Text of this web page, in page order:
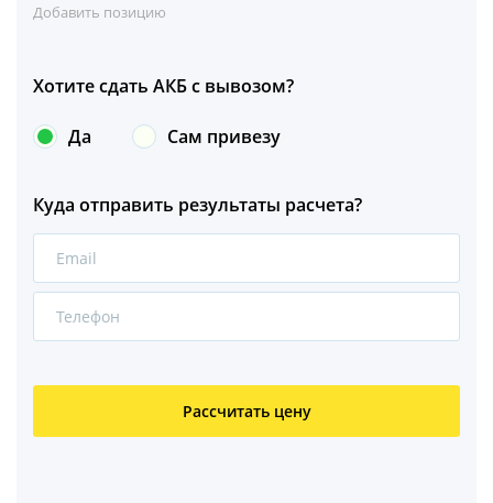
Добавить позицию
Хотите сдать АКБ с вывозом?
Да Сам привезу
Куда отправить результаты расчета?
Рассчитать цену